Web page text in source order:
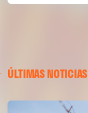
ÚLTIMAS NOTICIAS